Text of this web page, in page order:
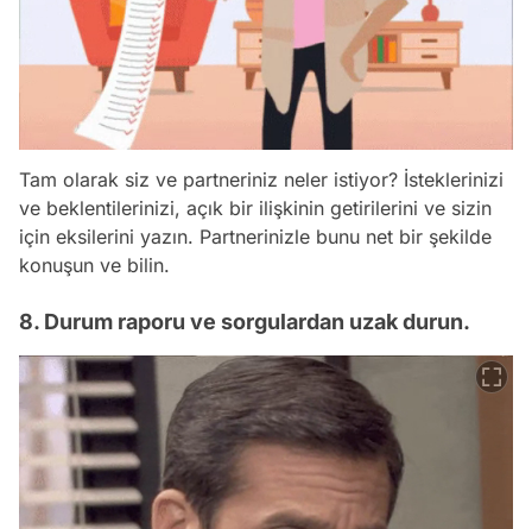
Tam olarak siz ve partneriniz neler istiyor? İsteklerinizi
ve beklentilerinizi, açık bir ilişkinin getirilerini ve sizin
için eksilerini yazın. Partnerinizle bunu net bir şekilde
konuşun ve bilin.
8. Durum raporu ve sorgulardan uzak durun.